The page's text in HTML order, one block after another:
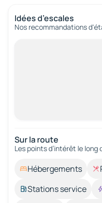
Idées d’escales
Nos recommandations
Sur la route
Les points d’intérêt le
Hébergements
Stations service